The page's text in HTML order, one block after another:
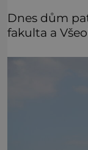
Dnes dům
fakulta a